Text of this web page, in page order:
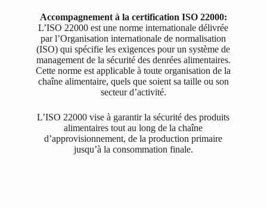
Accompagnement à la certification ISO 22000:
L’ISO 22000 est une norme internationale délivrée
par l’Organisation internationale de normalisation
(ISO) qui spécifie les exigences pour un système de
management de la sécurité des denrées alimentaires.
Cette norme est applicable à toute organisation de la
chaîne alimentaire, quels que soient sa taille ou son
secteur d’activité.
L’ISO 22000 vise à garantir la sécurité des produits
alimentaires tout au long de la chaîne
d’approvisionnement, de la production primaire
jusqu’à la consommation finale.